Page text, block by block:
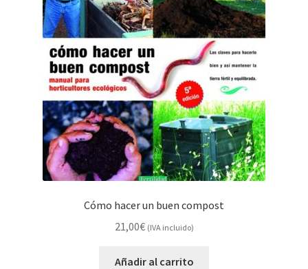
Cómo hacer un buen compost
21,00€ (IVA incluido)
Añadir al carrito